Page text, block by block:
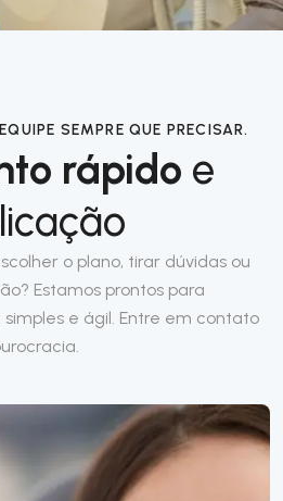
SEMPRE QUE PRECISAR.
rápido e
o plano, tirar dúvidas ou
Estamos prontos para
e ágil. Entre em contato